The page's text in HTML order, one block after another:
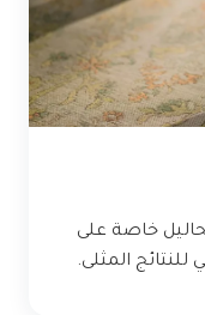
خاصة على
المثلى.